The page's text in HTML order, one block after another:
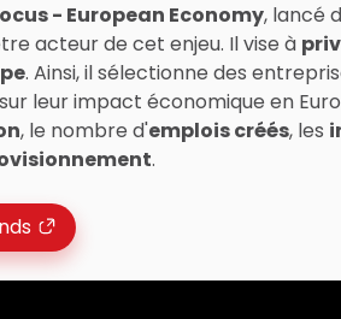
- European Economy, lancé
acteur de cet enjeu. Il vise à
. Ainsi, il sélectionne des
leur impact économique en
, le nombre d'emplois créés, les
.